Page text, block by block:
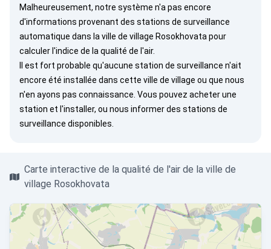
Malheureusement, notre système n'a pas encore
d'informations provenant des stations de surveillance
automatique dans la ville de village Rosokhovata pour
calculer l'indice de la qualité de l'air.
Il est fort probable qu'aucune station de surveillance n'ait
encore été installée dans cette ville de village ou que nous
n'en ayons pas connaissance. Vous pouvez acheter une
station et l'installer, ou nous informerdes stations de
surveillance disponibles.
Carte interactive de la qualité de l'air de la ville de
village Rosokhovata